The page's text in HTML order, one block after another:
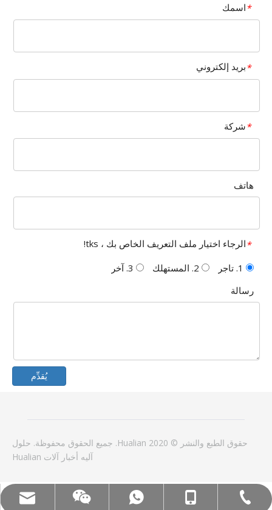
Tel:+86-577-88627766
WA: 0086 18858715170
WeChatالبريد الإلكتروني: hl@hualian.biz
*اسمك
*بريد إلكتروني
*شركة
هاتف
*الرجاء اختيار ملف التعريف الخاص بك ، tks!
رسالة
يُقدِّم
حقوق الطبع والنشر © 2020 Hualian. جميع الحقوق محفوظة.
حلول
آليه أخبارآلات Hualian